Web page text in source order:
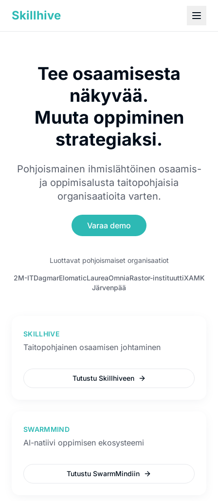
Skillhive
Tee osaamisesta
näkyvää.
Muuta oppiminen
strategiaksi.
Pohjoismainen ihmislähtöinen osaamis-
ja oppimisalusta taitopohjaisia
organisaatioita varten.
Varaa demo
Luottavat pohjoismaiset organisaatiot
2M-ITDagmarElomaticLaureaOmniaRastor-instituuttiXAMK
Järvenpää
SKILLHIVE
Taitopohjainen osaamisen johtaminen
Tutustu Skillhiveen
SWARMMIND
AI-natiivi oppimisen ekosysteemi
Tutustu SwarmMindiin